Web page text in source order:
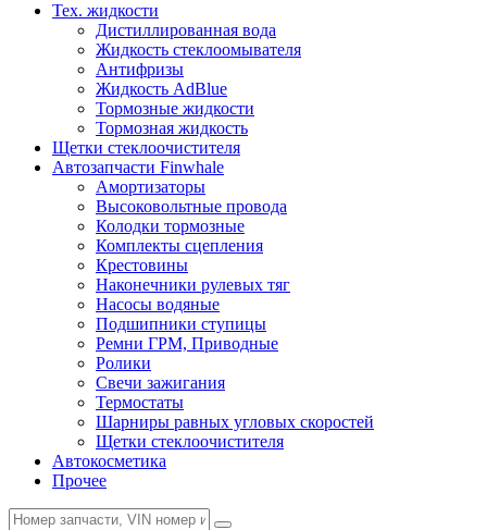
Тех. жидкости
Дистиллированная вода
Жидкость стеклоомывателя
Антифризы
Жидкость AdBlue
Тормозные жидкости
Тормозная жидкость
Щетки стеклоочистителя
Автозапчасти Finwhale
Амортизаторы
Высоковольтные провода
Колодки тормозные
Комплекты сцепления
Крестовины
Наконечники рулевых тяг
Насосы водяные
Подшипники ступицы
Ремни ГРМ, Приводные
Ролики
Свечи зажигания
Термостаты
Шарниры равных угловых скоростей
Щетки стеклоочистителя
Автокосметика
Прочее